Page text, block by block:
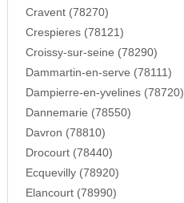
Cravent (78270)
Crespieres (78121)
Croissy-sur-seine (78290)
Dammartin-en-serve (78111)
Dampierre-en-yvelines (78720)
Dannemarie (78550)
Davron (78810)
Drocourt (78440)
Ecquevilly (78920)
Elancourt (78990)